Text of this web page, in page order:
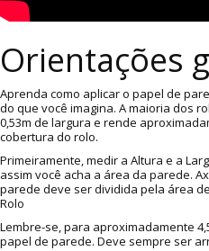
Orientações
Aprenda como aplicar o papel de
do que você imagina. A maioria dos
0,53m de largura e rende
cobertura do rolo.
Primeiramente, medir a Altura e a
assim você acha a área da parede.
parede deve ser dividida pela área
Rolo
Lembre-se, para aproximadamente
papel de parede. Deve sempre ser